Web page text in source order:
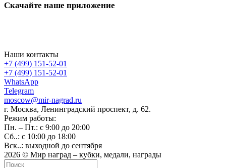
Скачайте наше приложение
Наши контакты
+7 (499) 151-52-01
+7 (499) 151-52-01
WhatsApp
Telegram
moscow@mir-nagrad.ru
г. Москва, Ленинградский проспект, д. 62.
Режим работы:
Пн. – Пт.: с 9:00 до 20:00
Сб..: с 10:00 до 18:00
Вск..: выходной до сентября
2026 © Мир наград – кубки, медали, награды